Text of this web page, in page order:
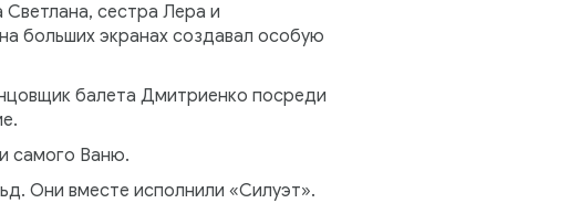
сестра Лера и
больших экранах создавал особую
балета Дмитриенко посреди
самого Ваню.
Они вместе исполнили «Силуэт».